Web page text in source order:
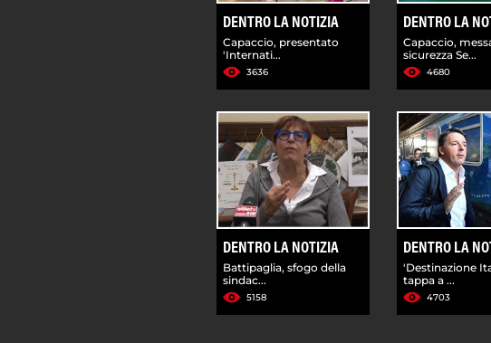
DENTRO LA NOTIZIA
Capaccio, presentato
'Internati...
3636
DENTRO LA
Capaccio,
sicurezza Se...
4680
DENTRO LA NOTIZIA
Battipaglia, sfogo della
sindac...
5158
DENTRO LA
'Destinazione
tappa a ...
4703